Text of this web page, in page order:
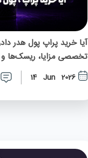
آیا خرید پراپ پول هدر
تخصصی مزایا، ریسک‌ها و
14 Jun 2026